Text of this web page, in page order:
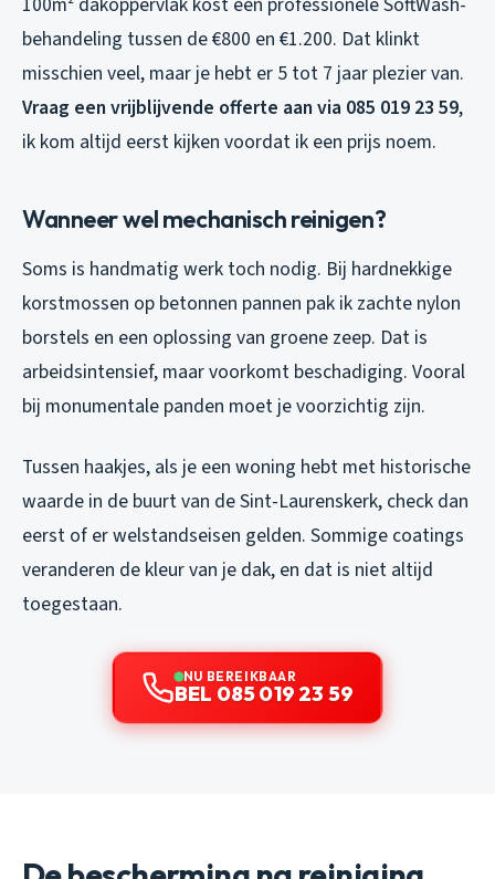
behandeling tussen de €800 en €1.200. Dat klinkt
misschien veel, maar je hebt er 5 tot 7 jaar plezier van.
Vraag een vrijblijvende offerte aan via 085 019 23 59,
ik kom altijd eerst kijken voordat ik een prijs noem.
Wanneer wel mechanisch reinigen?
Soms is handmatig werk toch nodig. Bij hardnekkige
korstmossen op betonnen pannen pak ik zachte nylon
borstels en een oplossing van groene zeep. Dat is
arbeidsintensief, maar voorkomt beschadiging. Vooral
bij monumentale panden moet je voorzichtig zijn.
Tussen haakjes, als je een woning hebt met historische
waarde in de buurt van de Sint-Laurenskerk, check dan
eerst of er welstandseisen gelden. Sommige coatings
veranderen de kleur van je dak, en dat is niet altijd
toegestaan.
NU BEREIKBAAR
BEL 085 019 23 59